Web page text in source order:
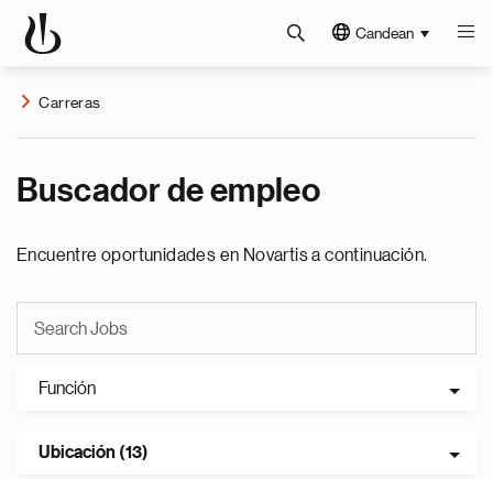
Candean
Carreras
Buscador de empleo
Encuentre oportunidades en Novartis a continuación.
Función
Ubicación (13)